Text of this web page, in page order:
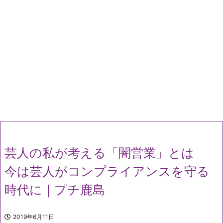
芸人の私が考える「闇営業」とは
今は芸人がコンプライアンスを守る
時代に｜プチ鹿島
2019年6月11日